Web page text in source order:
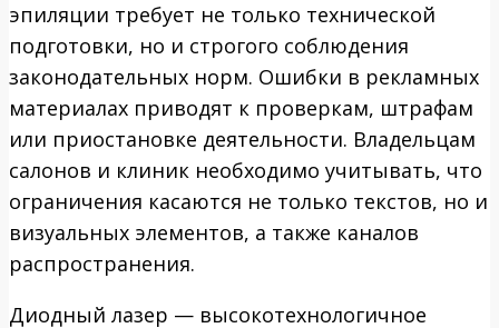
эпиляции требует не только технической
подготовки, но и строгого соблюдения
законодательных норм. Ошибки в рекламных
материалах приводят к проверкам, штрафам
или приостановке деятельности. Владельцам
салонов и клиник необходимо учитывать, что
ограничения касаются не только текстов, но и
визуальных элементов, а также каналов
распространения.
Диодный лазер — высокотехнологичное